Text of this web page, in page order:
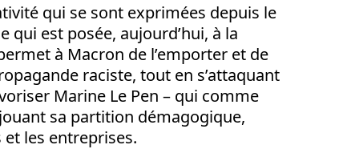
qui se sont exprimées depuis le
qui est posée, aujourd’hui, à la
à Macron de l’emporter et de
raciste, tout en s’attaquant
Marine Le Pen – qui comme
sa partition démagogique,
les entreprises.